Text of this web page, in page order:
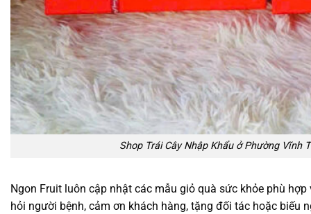
Shop Trái Cây Nhập Khẩu ở Phường Vĩnh
Ngon Fruit luôn cập nhật các mẫu giỏ quà sức khỏe phù
hỏi người bệnh, cảm ơn khách hàng, tặng đối tác hoặc biếu